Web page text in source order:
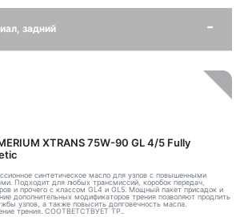
задний
XTRANS 75W-90 GL 4/5 Fully
синтетическое масло для узлов с повышенными
Подходит для любых трансмиссий, коробок передач,
и прочего с классом GL4 и GL5. Мощный пакет присадок и
дополнительных модификаторов трения позволяют продлить
узлов, а также повысить долговечность масла.
трения. СООТВЕТСТВУЕТ ТР..